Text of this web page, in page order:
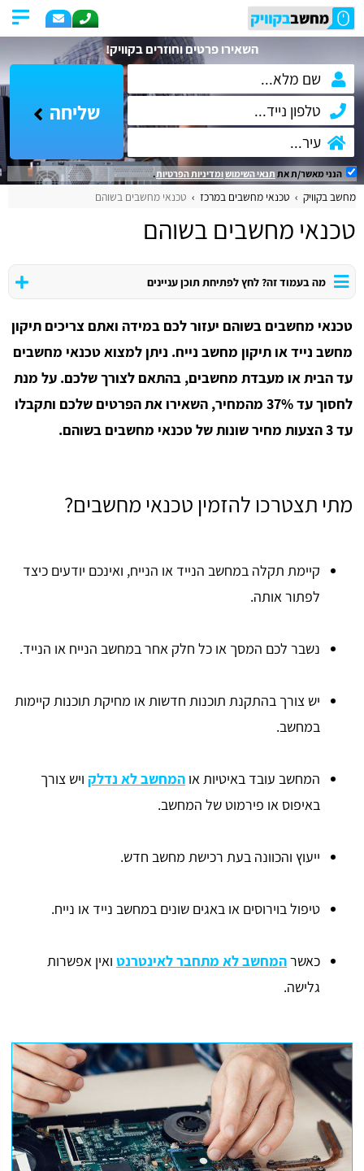
השאירו פרטים וחוזרים בקוויק!
שליחה
הנני מאשר/ת את תנאי השימושומדיניות הפרטיות.
מחשב בקוויק טכנאי מחשבים במרכז טכנאי מחשבים בשוהם
טכנאי מחשבים בשוהם
מה בעמוד זה? לחץ לפתיחת תוכן עניינים
טכנאי מחשבים בשוהם יעזור לכם במידה ואתם צריכים תיקון
מחשב נייד או תיקון מחשב נייח. ניתן למצוא טכנאי מחשבים
עד הבית או מעבדת מחשבים, בהתאם לצורך שלכם. על מנת
לחסוך עד 37% מהמחיר, השאירו את הפרטים שלכם ותקבלו
עד 3 הצעות מחיר שונות של טכנאי מחשבים בשוהם.
מתי תצטרכו להזמין טכנאי מחשבים?
קיימת תקלה במחשב הנייד או הנייח, ואינכם יודעים כיצד
לפתור אותה.
​נשבר לכם המסך או כל חלק אחר במחשב הנייח או הנייד.
יש צורך בהתקנת תוכנות חדשות או מחיקת תוכנות קיימות
במחשב.
המחשב עובד באיטיות או המחשב לא נדלק ויש צורך
באיפוס או פירמוט של המחשב.
ייעוץ והכוונה בעת רכישת מחשב חדש.
טיפול בוירוסים או באגים שונים במחשב נייד או נייח.
כאשרהמחשב לא מתחבר לאינטרנט ואין אפשרות
גלישה.